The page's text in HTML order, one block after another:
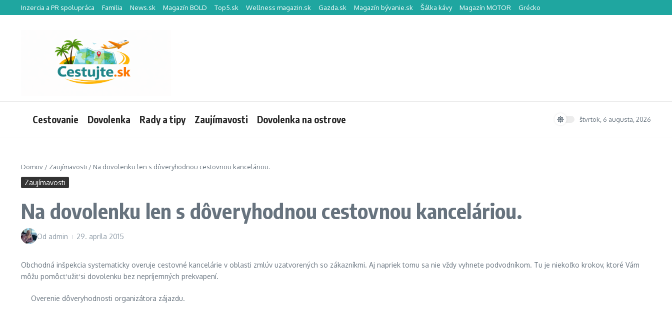
Preskočiť na obsah
Inzercia a PR spolupráca Familia News.sk Magazín BOLD Top5.sk Wellness magazin.sk Gazda.sk Magazín bývanie.sk Šálka kávy Magazín MOTOR Grécko
Cestovanie Dovolenka Rady a tipy Zaujímavosti Dovolenka na ostrove štvrtok, 6 augusta, 2026
Domov / Zaujímavosti / Na dovolenku len s dôveryhodnou cestovnou kanceláriou.
Zaujímavosti
Na dovolenku len s dôveryhodnou cestovnou kanceláriou.
Od admin 29. apríla 2015
Obchodná inšpekcia systematicky overuje cestovné kancelárie v oblasti zmlúv uzatvorených so zákazníkmi. Aj napriek tomu sa nie vždy vyhnete podvodníkom. Tu je niekoľko krokov, ktoré Vám
môžu pomôcť užiť si dovolenku bez nepríjemných prekvapení.
Overenie dôveryhodnosti organizátora zájazdu.